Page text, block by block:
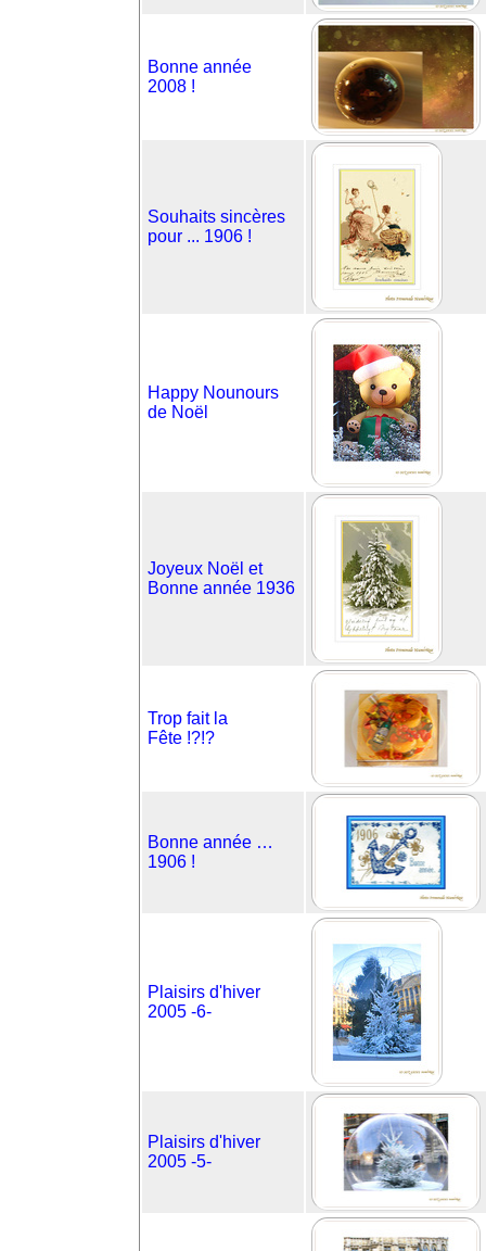
Bonne année
2008 !
Souhaits sincères
pour ... 1906 !
Happy Nounours
de Noël
Joyeux Noël et
Bonne année 1936
Trop fait la
Fête !?!?
Bonne année …
1906 !
Plaisirs d'hiver
2005 -6-
Plaisirs d'hiver
2005 -5-